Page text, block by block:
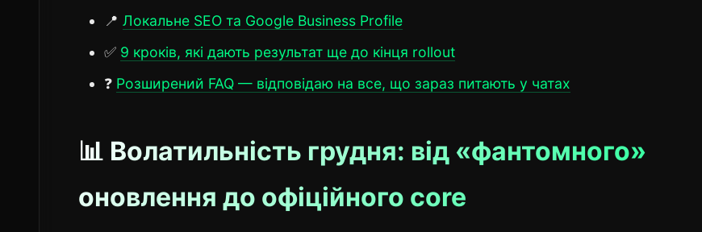
📍 Локальне SEO та Google Business Profile
✅ 9 кроків, які дають результат ще до кінця rollout
❓ Розширений FAQ — відповідаю на все, що зараз питають у чатах
📊 Волатильність грудня: від «фантомного»
оновлення до офіційного core